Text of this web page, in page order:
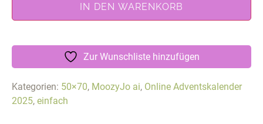
IN DEN WARENKORB
Zur Wunschliste hinzufügen
Kategorien: 50×70, MoozyJo ai, Online Adventskalender
2025, einfach